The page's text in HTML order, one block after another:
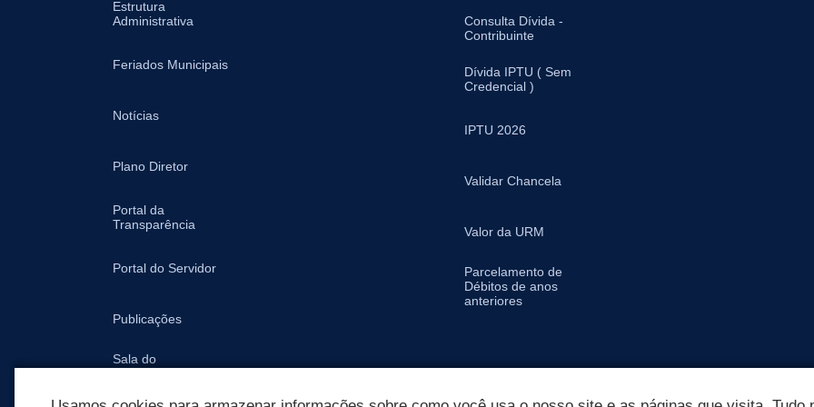
Estrutura
Administrativa
Feriados Municipais
Notícias
Plano Diretor
Portal da
Transparência
Portal do Servidor
Publicações
Sala do
Consulta Dívida -
Contribuinte
Dívida IPTU ( Sem
Credencial )
IPTU 2026
Validar Chancela
Valor da URM
Parcelamento de
Débitos de anos
anteriores